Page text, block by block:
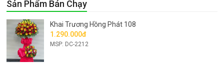
Sản Phẩm Bán Chạy
Khai Trương Hồng Phát 108
1.290.000đ
MSP: DC-2212